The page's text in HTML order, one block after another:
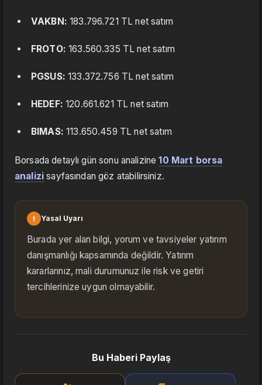
VAKBN: 183.796.721 TL net satım
FROTO: 163.560.335 TL net satım
PGSUS: 133.372.756 TL net satım
HEDEF: 120.661.621 TL net satım
BIMAS: 113.650.459 TL net satım
Borsada detaylı gün sonu analizine10 Mart borsa
analizi sayfasından göz atabilirsiniz.
! Yasal Uyarı
Burada yer alan bilgi, yorum ve tavsiyeler yatırım
danışmanlığı kapsamında değildir. Yatırım
kararlarınız, mali durumunuz ile risk ve getiri
tercihlerinize uygun olmayabilir.
Bu Haberi Paylaş